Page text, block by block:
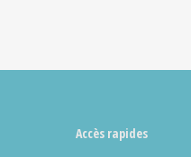
Accès rapides